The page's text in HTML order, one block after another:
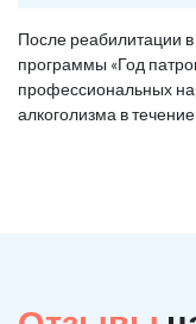
После реабилитации в
программы «Год
профессиональных
алкоголизма в